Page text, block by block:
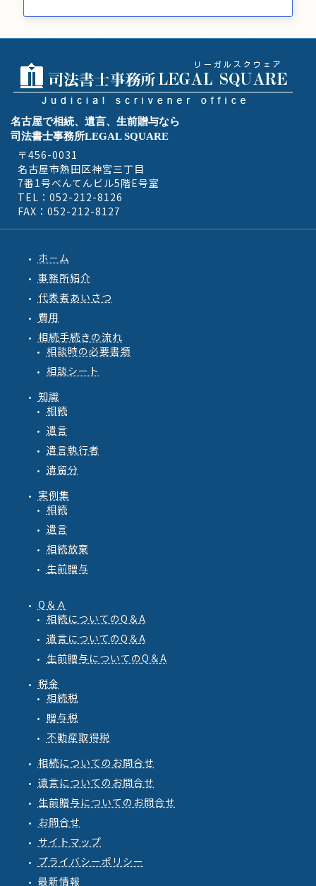
名古屋で相続、遺言、生前贈与なら
司法書士事務所LEGAL SQUARE
〒456-0031
名古屋市熱田区神宮三丁目
7番1号べんてんビル5階E号室
TEL：052-212-8126
FAX：052-212-8127
ホ－ム
事務所紹介
代表者あいさつ
費用
相続手続きの流れ
相談時の必要書類
相談シート
知識
相続
遺言
遺言執行者
遺留分
実例集
相続
遺言
相続放棄
生前贈与
Q＆Ａ
相続についてのQ ＆A
遺言についてのQ ＆A
生前贈与についてのQ ＆A
税金
相続税
贈与税
不動産取得税
相続についてのお問合せ
遺言についてのお問合せ
生前贈与についてのお問合せ
お問合せ
サイトマップ
プライバシーポリシー
最新情報